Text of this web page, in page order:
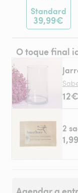
Standard
39,99€
O toque final
12€
2